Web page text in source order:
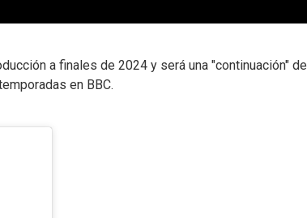
a finales de 2024 y será una "continuación" de
en BBC.